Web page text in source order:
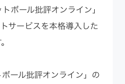
ボール批評オンライン」
サービスを本格導入した
ール批評オンライン」の